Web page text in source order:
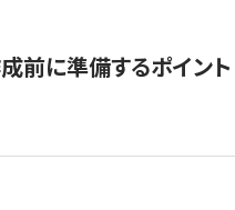
前に準備するポイント